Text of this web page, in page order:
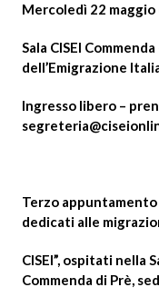
Mercoledì 22 maggio
Sala CISEI
dell’Emigrazione
Ingresso libero –
Terzo
dedicati alle
CISEI”, ospitati nella
Commenda di Prè,